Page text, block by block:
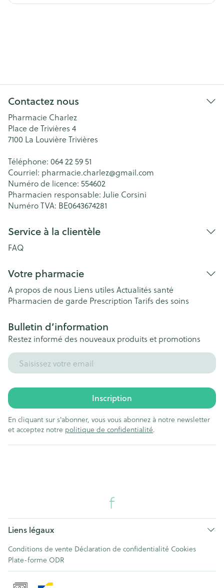
Contactez nous
Pharmacie Charlez
Place de Trivières 4
7100 La Louvière Trivières
Téléphone: 064 22 59 51
Courriel: pharmacie.charlez@gmail.com
Numéro de licence: 554602
Pharmacien responsable: Julie Corsini
Numéro TVA: BE0643674281
Service à la clientèle
FAQ
Votre pharmacie
A propos de nous Liens utiles Actualités santé
Pharmacien de garde Prescription Tarifs des soins
Bulletin d’information
Restez informé des nouveaux produits et promotions
Adresse mail
Inscription
En cliquant sur s'abonner, vous vous abonnez à notre newsletter
et acceptez notre politique de confidentialité.
Liens légaux
Conditions de vente Déclaration de confidentialité Cookies
Plate-forme ODR